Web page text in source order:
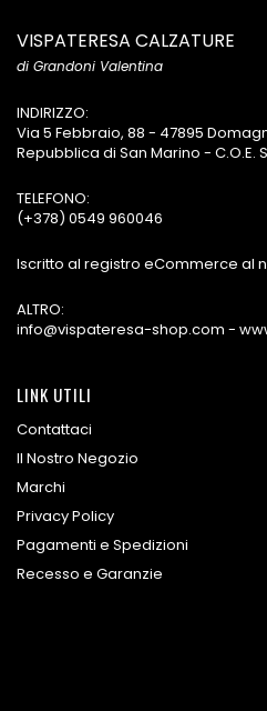
VISPATERESA CALZATURE
di Grandoni Valentina
INDIRIZZO:
Via 5 Febbraio, 88 - 47895
Repubblica di San Marino - C.O.E.
TELEFONO:
(+378) 0549 960046
Iscritto al registro eCommerce al
ALTRO:
info@vispateresa-shop.com -
LINK UTILI
Contattaci
Il Nostro Negozio
Marchi
Privacy Policy
Pagamenti e Spedizioni
Recesso e Garanzie